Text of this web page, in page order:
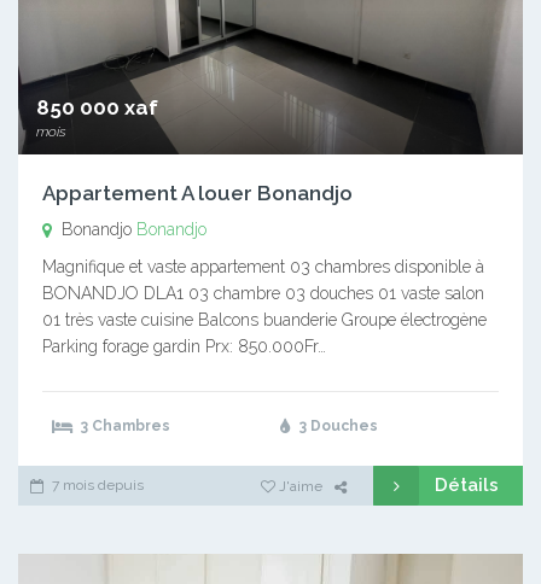
850 000 xaf
mois
Appartement A louer Bonandjo
Bonandjo Bonandjo
Magnifique et vaste appartement 03 chambres disponible à
BONANDJO DLA1 03 chambre 03 douches 01 vaste salon
01 très vaste cuisine Balcons buanderie Groupe électrogène
Parking forage gardin Prx: 850.000Fr…
3 Chambres 3 Douches
7 mois depuis J'aime Détails